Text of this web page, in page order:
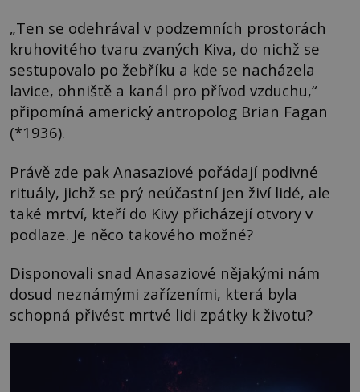
„Ten se odehrával v podzemních prostorách
kruhovitého tvaru zvaných Kiva, do nichž se
sestupovalo po žebříku a kde se nacházela
lavice, ohniště a kanál pro přívod vzduchu,“
připomíná americký antropolog Brian Fagan
(*1936).
Právě zde pak Anasaziové pořádají podivné
rituály, jichž se prý neúčastní jen živí lidé, ale
také mrtví, kteří do Kivy přicházejí otvory v
podlaze. Je něco takového možné?
Disponovali snad Anasaziové nějakými nám
dosud neznámými zařízeními, která byla
schopná přivést mrtvé lidi zpátky k životu?